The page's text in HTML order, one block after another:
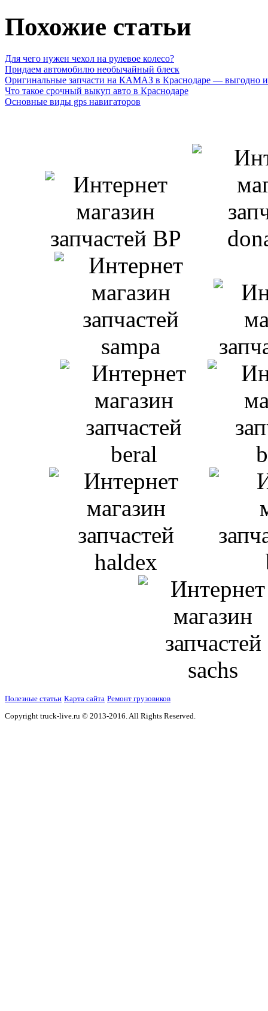
Похожие статьи
Для чего нужен чехол на рулевое колесо?
Придаем автомобилю необычайный блеск
Оригинальные запчасти на КАМАЗ в Краснодаре — выгодно и
Что такое срочный выкуп авто в Краснодаре
Основные виды gps навигаторов
Полезные статьи Карта сайта Ремонт грузовиков
Copyright truck-live.ru © 2013-2016. All Rights Reserved.